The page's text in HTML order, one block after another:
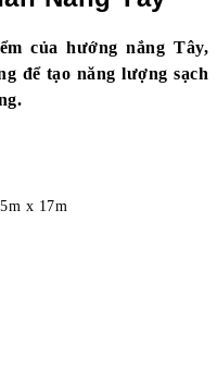
của hướng nắng Tây,
để tạo năng lượng sạch
x 17m